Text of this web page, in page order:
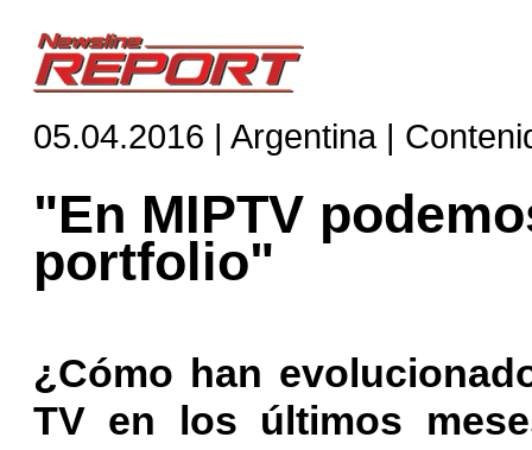
05.04.2016 | Argentina |
"En MIPTV
portfolio"
¿Cómo han
TV en los últimos